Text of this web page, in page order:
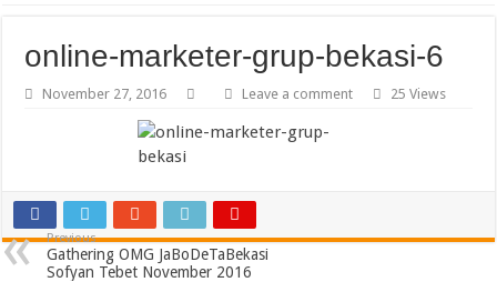
online-marketer-grup-bekasi-6
November 27, 2016 Leave a comment 25 Views
Previous
Gathering OMG JaBoDeTaBekasi
Sofyan Tebet November 2016